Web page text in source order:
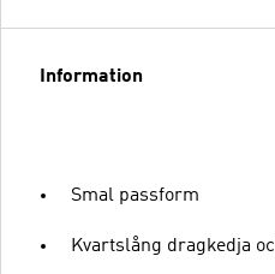
Information
Smal passform
Kvartslång dragkedja